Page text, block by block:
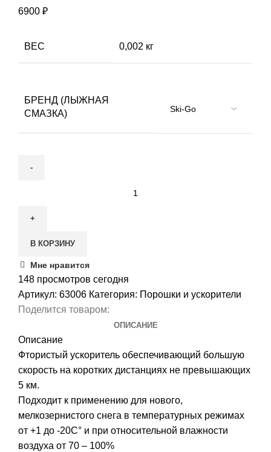
6900 ₽
ВЕС 0,002 кг
БРЕНД (ЛЫЖНАЯ
СМАЗКА)
Фторовая
Ski-
Go
С105
FK
В КОРЗИНУ
Мне нравится
148 просмотров сегодня
Артикул: 63006 Категория: Порошки и ускорители
Поделится товаром:
ОПИСАНИЕ
Описание
Фтористый ускоритель обеспечивающий большую
скорость на коротких дистанциях не превышающих
5 км.
Подходит к применению для нового,
мелкозернистого снега в температурных режимах
от +1 до -20С° и при относительной влажности
воздуха от 70 – 100%